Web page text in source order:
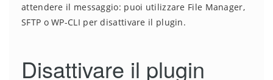
attendere il messaggio: puoi utilizzare File Manager,
SFTP o WP-CLI per disattivare il plugin.
Disattivare il plugin